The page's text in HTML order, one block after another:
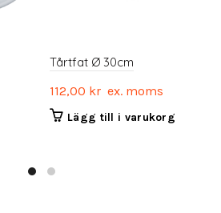
Tårtfat Ø 30cm
112,00 kr ex. moms
Lägg till i varukorg